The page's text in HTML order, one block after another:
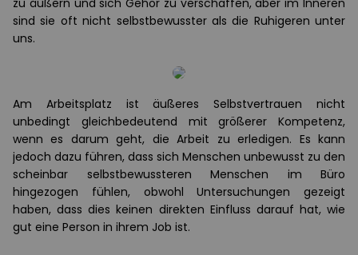
zu äußern und sich Gehör zu verschaffen, aber im Inneren
sind sie oft nicht selbstbewusster als die Ruhigeren unter
uns.
Am Arbeitsplatz ist äußeres Selbstvertrauen nicht
unbedingt gleichbedeutend mit größerer Kompetenz,
wenn es darum geht, die Arbeit zu erledigen. Es kann
jedoch dazu führen, dass sich Menschen unbewusst zu den
scheinbar selbstbewussteren Menschen im Büro
hingezogen fühlen, obwohl Untersuchungen gezeigt
haben, dass dies keinen direkten Einfluss darauf hat, wie
gut eine Person in ihrem Job ist.